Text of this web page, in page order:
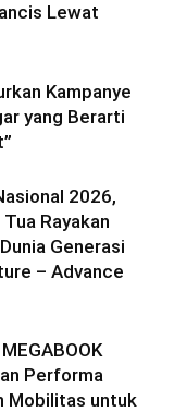
Lewat
Kampanye
yang Berarti
2026,
Rayakan
Generasi
– Advance
Performa
Mobilitas untuk